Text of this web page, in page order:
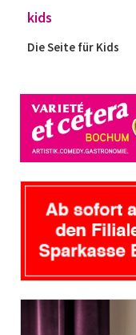
kids
Die Seite für Kids